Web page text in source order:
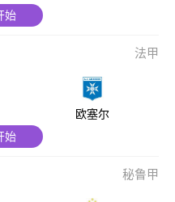
始
法甲
欧塞尔
始
秘鲁甲